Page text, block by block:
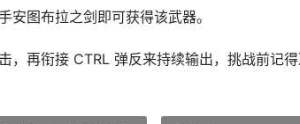
安图布拉之剑即可获得该武器。
，再衔接 CTRL 弹反来持续输出，挑战前记得